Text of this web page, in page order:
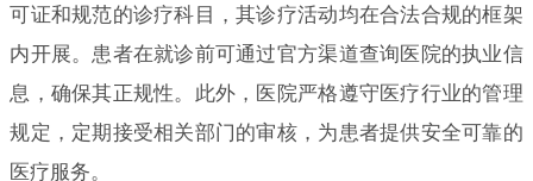
可证和规范的诊疗科目，其诊疗活动均在合法合规的框架
内开展。患者在就诊前可通过官方渠道查询医院的执业信
息，确保其正规性。此外，医院严格遵守医疗行业的管理
规定，定期接受相关部门的审核，为患者提供安全可靠的
医疗服务。